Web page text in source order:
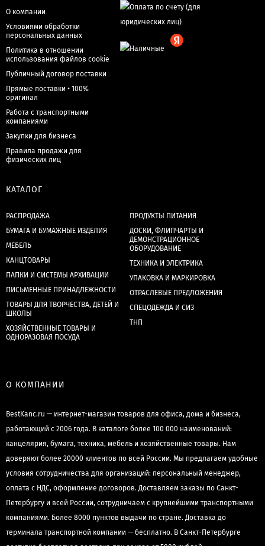
О компании
Условиями обработки
персональных данных
Политика в отношении
использования файлов cookie
Публичный договор поставки
Прямые поставки • 100%
оригинал
Работа с транспортными
компаниями
Закупки для бизнеса
Правила продажи для
физических лиц
КАТАЛОГ
РАСПРОДАЖА
БУМАГА И БУМАЖНЫЕ ИЗДЕЛИЯ
МЕБЕЛЬ
КАНЦТОВАРЫ
ПАПКИ И СИСТЕМЫ АРХИВАЦИИ
ПИСЬМЕННЫЕ ПРИНАДЛЕЖНОСТИ
ТОВАРЫ ДЛЯ ТВОРЧЕСТВА, ДЕТЕЙ И
ШКОЛЫ
ХОЗЯЙСТВЕННЫЕ ТОВАРЫ И
ОДНОРАЗОВАЯ ПОСУДА
ПРОДУКТЫ ПИТАНИЯ
ДОСКИ, ФЛИПЧАРТЫ И
ДЕМОНСТРАЦИОННОЕ
ОБОРУДОВАНИЕ
ТЕХНИКА И ЭЛЕКТРИКА
УПАКОВКА И МАРКИРОВКА
ОТРАСЛЕВЫЕ ПРЕДЛОЖЕНИЯ
СПЕЦОДЕЖДА И СИЗ
ТНП
О КОМПАНИИ
BestKanc.ru — интернет-магазин товаров для офиса, дома и бизнеса,
работающий с 2006 года. В каталоге более 100 000 наименований:
канцелярия, бумага, техника, мебель и хозяйственные товары. Нам
доверяют более 20000 клиентов по всей России. Мы предлагаем удобные
условия сотрудничества для организаций: персональный менеджер,
оплата с НДС, оформление договоров. Доставляем заказы по Санкт-
Петербургу и всей России, сотрудничаем с крупнейшими транспортными
компаниями. Более 8000 пунктов выдачи по стране. Доставка до
терминала транспортной компании — бесплатно. В Санкт-Петербурге